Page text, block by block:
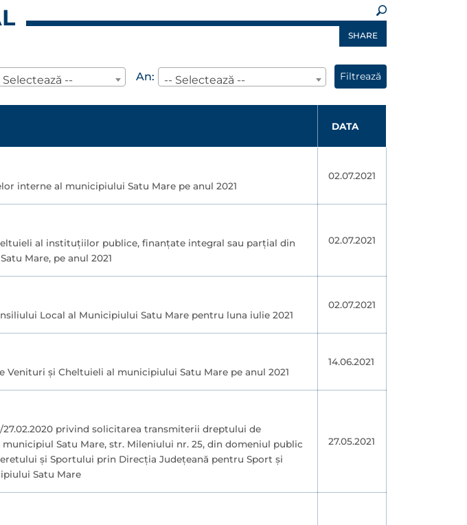
SHARE
Selectează -- An: -- Selectează -- Filtrează
DATA
interne al municipiului Satu Mare pe anul 2021
02.07.2021
al instituţiilor publice, finanţate integral sau parţial din
Mare, pe anul 2021
02.07.2021
Local al Municipiului Satu Mare pentru luna iulie 2021
02.07.2021
şi Cheltuieli al municipiului Satu Mare pe anul 2021
14.06.2021
27.02.2020 privind solicitarea transmiterii dreptului de
Satu Mare, str. Mileniului nr. 25, din domeniul public
și Sportului prin Direcția Județeană pentru Sport și
Satu Mare
27.05.2021